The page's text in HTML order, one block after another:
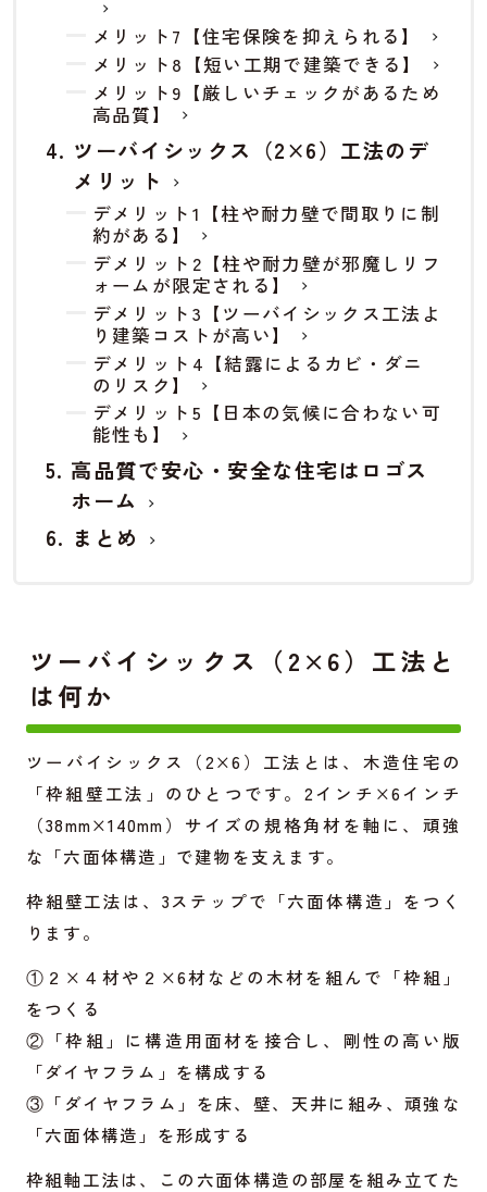
メリット7【住宅保険を抑えられる】
メリット8【短い工期で建築できる】
メリット9【厳しいチェックがあるため
高品質】
ツーバイシックス（2×6）工法のデ
メリット
デメリット1【柱や耐力壁で間取りに制
約がある】
デメリット2【柱や耐力壁が邪魔しリフ
ォームが限定される】
デメリット3【ツーバイシックス工法よ
り建築コストが高い】
デメリット4【結露によるカビ・ダニ
のリスク】
デメリット5【日本の気候に合わない可
能性も】
高品質で安心・安全な住宅はロゴス
ホーム
まとめ
ツーバイシックス（2×6）工法と
は何か
ツーバイシックス（2×6）工法とは、木造住宅の
「枠組壁工法」のひとつです。2インチ×6インチ
（38mm×140mm）サイズの規格角材を軸に、頑強
な「六面体構造」で建物を支えます。
枠組壁工法は、3ステップで「六面体構造」をつく
ります。
①２×４材や２×6材などの木材を組んで「枠組」
をつくる
②「枠組」に構造用面材を接合し、剛性の高い版
「ダイヤフラム」を構成する
③「ダイヤフラム」を床、壁、天井に組み、頑強な
「六面体構造」を形成する
枠組軸工法は、この六面体構造の部屋を組み立てた